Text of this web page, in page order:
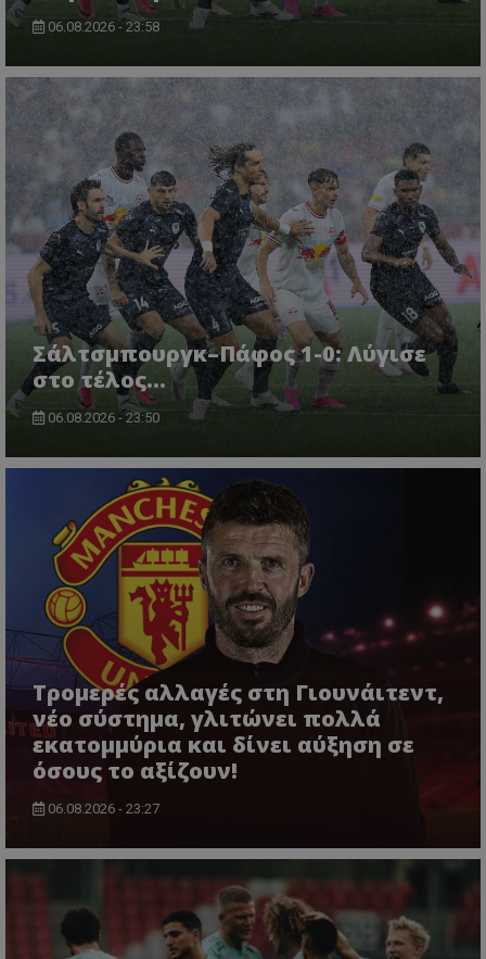
06.08.2026 - 23:58
Σάλτσμπουργκ–Πάφος 1-0: Λύγισε
στο τέλος...
06.08.2026 - 23:50
Τρομερές αλλαγές στη Γιουνάιτεντ,
νέο σύστημα, γλιτώνει πολλά
εκατομμύρια και δίνει αύξηση σε
όσους το αξίζουν!
06.08.2026 - 23:27